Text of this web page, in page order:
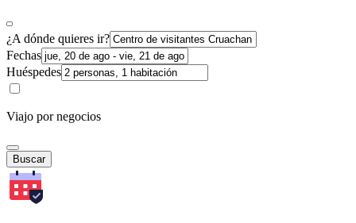
¿A dónde quieres ir?
Fechas
Huéspedes
Viajo por negocios
Buscar